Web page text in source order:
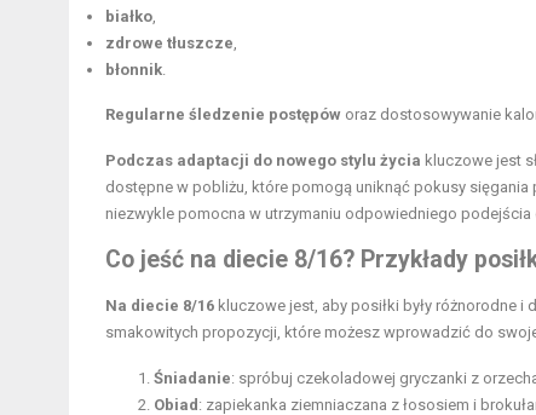
białko
zdrowe tłuszcze
błonnik
Regularne śledzenie postępów oraz dostosowywanie
Podczas adaptacji do nowego stylu życia kluczowe jest
dostępne w pobliżu, które pomogą uniknąć pokusy
niezwykle pomocna w utrzymaniu odpowiedniego
Co jeść na diecie 8/16? Przykłady
Na diecie 8/16 kluczowe jest, aby posiłki były różnorodne
smakowitych propozycji, które możesz wprowadzić do
Śniadanie: spróbuj czekoladowej gryczanki z
Obiad: zapiekanka ziemniaczana z łososiem i